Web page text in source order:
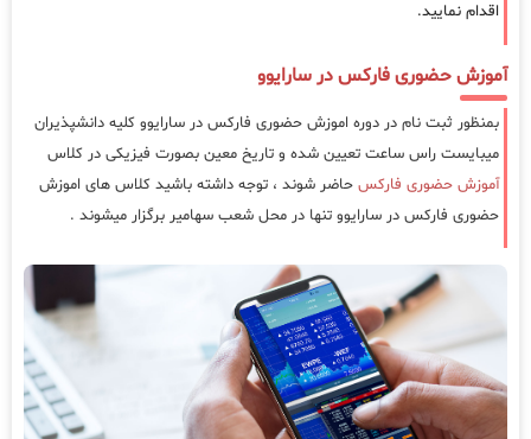
اقدام نمایید.
آموزش حضوری فارکس در سارایوو
بمنظور ثبت نام در دوره اموزش حضوری فارکس در سارایوو کلیه دانشپذیران
میبایست راس ساعت تعیین شده و تاریخ معین بصورت فیزیکی در کلاس
آموزش حضوری فارکس حاضر شوند ، توجه داشته باشید کلاس های اموزش
حضوری فارکس در سارایوو تنها در محل شعب سهامیر برگزار میشوند .